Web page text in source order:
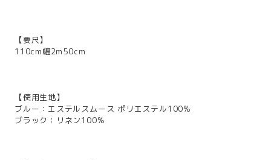
【要尺】
110cm幅2m50cm
【使用生地】
ブルー：エステルスムース ポリエステル100%
ブラック：リネン100%